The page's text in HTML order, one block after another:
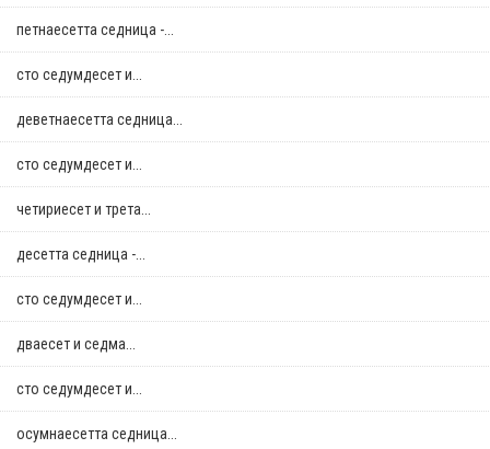
петнаесетта седница -...
сто седумдесет и...
деветнаесетта седница...
сто седумдесет и...
четириесет и трета...
десетта седница -...
сто седумдесет и...
дваесет и седма...
сто седумдесет и...
осумнaесетта седница...